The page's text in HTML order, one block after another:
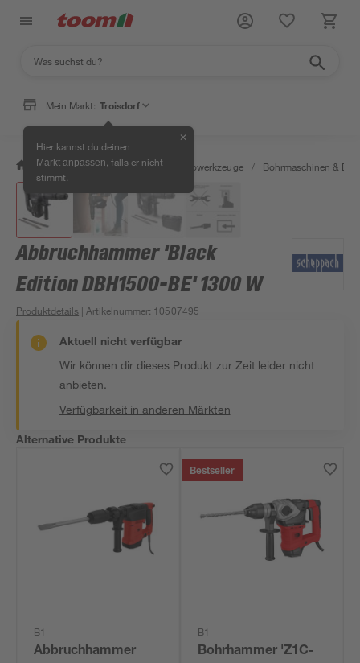
Mein Markt: Troisdorf
Hier kannst du deinen
Markt anpassen , falls er nicht
stimmt.
✕
/ Werkstatt & Maschinen / Elektrowerkzeuge / Bohrmaschinen &
Abbruchhammer 'Black
Edition DBH1500-BE' 1300 W
Produktdetails | Artikelnummer: 10507495
Aktuell nicht verfügbar
Wir können dir dieses Produkt zur Zeit leider nicht
anbieten.
Verfügbarkeit in anderen Märkten
Alternative Produkte
B1
Abbruchhammer
Bestseller
B1
Bohrhammer 'Z1C-